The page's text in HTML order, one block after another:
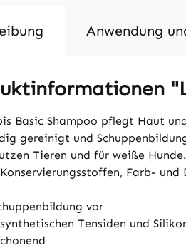
Anwendung
Basic Shampoo pflegt Haut
gereinigt und
Tieren und für weiße
Farb-
vor
Tensiden und